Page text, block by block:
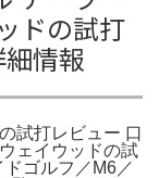
ドの試打
情報
試打レビュー 口
ェイウッドの試
ゴルフ／M6／